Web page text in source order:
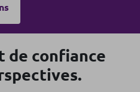
de confiance